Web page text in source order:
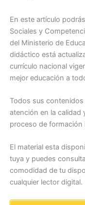
En este artículo
Sociales y
del Ministerio de
didáctico está
currículo nacional
mejor educación a
Todos sus
atención en la calidad
proceso de formación
El material esta
tuya y puedes
comodidad de tu
cualquier lector digital.